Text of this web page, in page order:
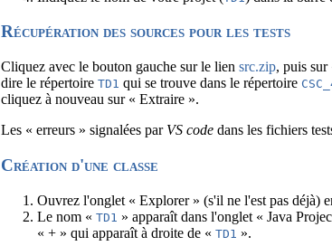
Récupération des sources pour les tests
Cliquez avec le bouton gauche sur le liensrc.zip, puis
dire le répertoireTD1 qui se trouve dans le répertoire
cliquez à nouveau sur « Extraire ».
Les « erreurs » signalées par VS code dans les fichiers
Création d'une classe
Ouvrez l'onglet « Explorer » (s'il ne l'est pas déjà)
Le nom «TD1 » apparaît dans l'onglet « Java
« + » qui apparaît à droite de «TD1 ».